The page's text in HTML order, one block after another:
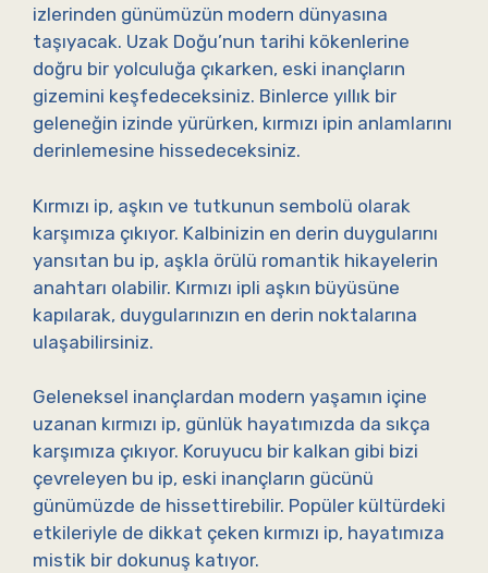
izlerinden günümüzün modern dünyasına
taşıyacak. Uzak Doğu’nun tarihi kökenlerine
doğru bir yolculuğa çıkarken, eski inançların
gizemini keşfedeceksiniz. Binlerce yıllık bir
geleneğin izinde yürürken, kırmızı ipin anlamlarını
derinlemesine hissedeceksiniz.
Kırmızı ip, aşkın ve tutkunun sembolü olarak
karşımıza çıkıyor. Kalbinizin en derin duygularını
yansıtan bu ip, aşkla örülü romantik hikayelerin
anahtarı olabilir. Kırmızı ipli aşkın büyüsüne
kapılarak, duygularınızın en derin noktalarına
ulaşabilirsiniz.
Geleneksel inançlardan modern yaşamın içine
uzanan kırmızı ip, günlük hayatımızda da sıkça
karşımıza çıkıyor. Koruyucu bir kalkan gibi bizi
çevreleyen bu ip, eski inançların gücünü
günümüzde de hissettirebilir. Popüler kültürdeki
etkileriyle de dikkat çeken kırmızı ip, hayatımıza
mistik bir dokunuş katıyor.